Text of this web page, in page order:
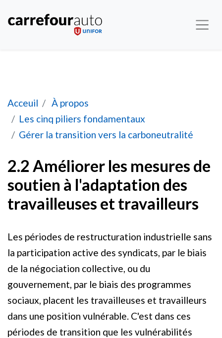
Acceuil
À propos
Les cinq piliers fondamentaux
Gérer la transition vers la carboneutralité
Améliorer les mesures de soutien à
2.2 Améliorer les mesures de
soutien à l'adaptation des
travailleuses et travailleurs
Les périodes de restructuration industrielle sans
la participation active des syndicats, par le biais
de la négociation collective, ou du
gouvernement, par le biais des programmes
sociaux, placent les travailleuses et travailleurs
dans une position vulnérable. C'est dans ces
périodes de transition que les vulnérabilités